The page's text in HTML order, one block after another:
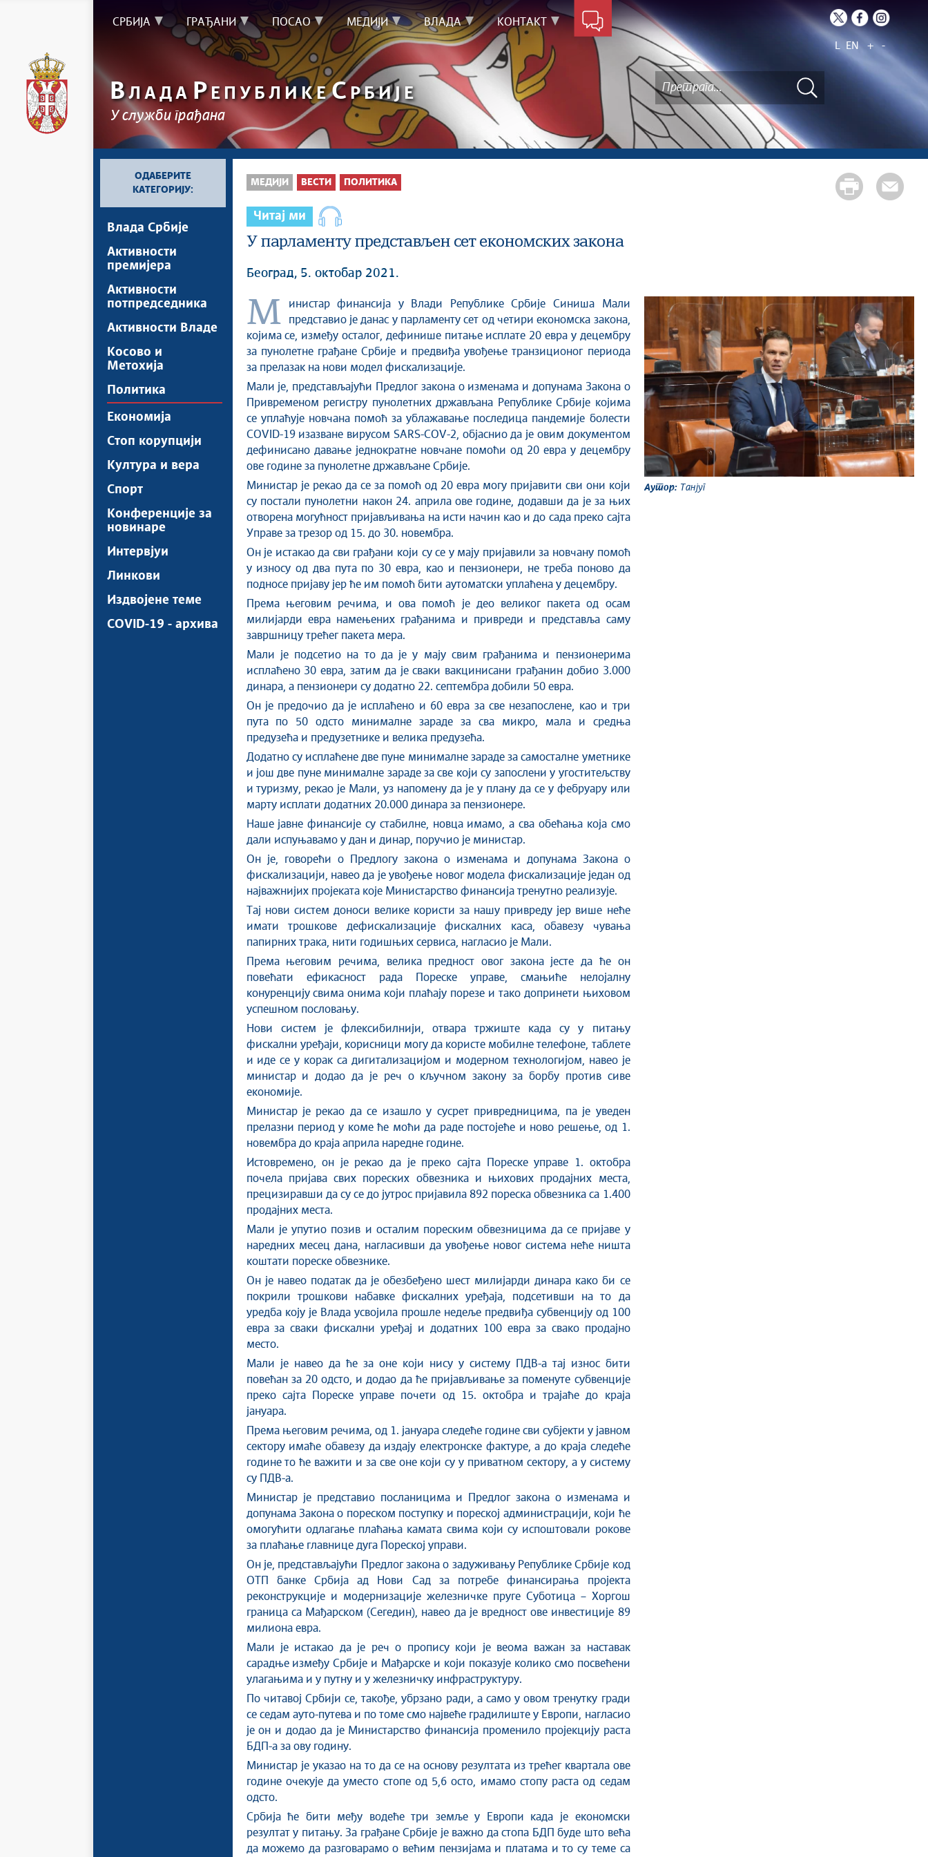
СРБИЈА ГРАЂАНИ ПОСАО МЕДИЈИ ВЛАДА КОНТАКТ
L EN + -
ВЛАДА Р ЕПУБЛИКЕС РБИЈЕ
У служби грађана
ОДАБЕРИТЕ
КАТЕГОРИЈУ:
Влада Србије
Активности
премијера
Активности
потпредседника
Активности Владе
Косово и
Метохија
Политика
Економија
Стоп корупцији
Култура и вера
Спорт
Конференције за
новинаре
Интервјуи
Линкови
Издвојене теме
COVID-19 - архива
МЕДИЈИ ВЕСТИ ПОЛИТИКА
Читај ми
У парламенту представљен сет економских закона
Београд, 5. октобар 2021.
Министар финансија у Влади Републике Србије Синиша Мали
представио је данас у парламенту сет од четири економска закона,
којима се, између осталог, дефинише питање исплате 20 евра у децембру
за пунолетне грађане Србије и предвиђа увођење транзиционог периода
за прелазак на нови модел фискализације.
Мали је, представљајући Предлог закона о изменама и допунама Закона о
Привременом регистру пунолетних држављана Републике Србије којима
се уплаћује новчана помоћ за ублажавање последица пандемије болести
COVID-19 изазване вирусом SARS-COV-2, објаснио да је овим документом
дефинисано давање једнократне новчане помоћи од 20 евра у децембру
ове године за пунолетне држављане Србије.
Министар је рекао да се за помоћ од 20 евра могу пријавити сви они који
су постали пунолетни након 24. априла ове године, додавши да је за њих
отворена могућност пријављивања на исти начин као и до сада преко сајта
Управе за трезор од 15. до 30. новембра.
Он је истакао да сви грађани који су се у мају пријавили за новчану помоћ
у износу од два пута по 30 евра, као и пензионери, не треба поново да
подносе пријаву јер ће им помоћ бити аутоматски уплаћена у децембру.
Према његовим речима, и ова помоћ је део великог пакета од осам
милијарди евра намењених грађанима и привреди и представља саму
завршницу трећег пакета мера.
Мали је подсетио на то да је у мају свим грађанима и пензионерима
исплаћено 30 евра, затим да је сваки вакцинисани грађанин добио 3.000
динара, а пензионери су додатно 22. септембра добили 50 евра.
Он је предочио да је исплаћено и 60 евра за све незапослене, као и три
пута по 50 одсто минималне зараде за сва микро, мала и средња
предузећа и предузетнике и велика предузећа.
Додатно су исплаћене две пуне минималне зараде за самосталне уметнике
и још две пуне минималне зараде за све који су запослени у угоститељству
и туризму, рекао је Мали, уз напомену да је у плану да се у фебруару или
марту исплати додатних 20.000 динара за пензионере.
Наше јавне финансије су стабилне, новца имамо, а сва обећања која смо
дали испуњавамо у дан и динар, поручио је министар.
Он је, говорећи о Предлогу закона о изменама и допунама Закона о
фискализацији, навео да је увођење новог модела фискализације један од
најважнијих пројеката које Министарство финансија тренутно реализује.
Тај нови систем доноси велике користи за нашу привреду јер више неће
имати трошкове дефискализације фискалних каса, обавезу чувања
папирних трака, нити годишњих сервиса, нагласио је Мали.
Према његовим речима, велика предност овог закона јесте да ће он
повећати ефикасност рада Пореске управе, смањиће нелојалну
конуренцију свима онима који плаћају порезе и тако допринети њиховом
успешном пословању.
Нови систем је флексибилнији, отвара тржиште када су у питању
фискални уређаји, корисници могу да користе мобилне телефоне, таблете
и иде се у корак са дигитализацијом и модерном технологијом, навео је
министар и додао да је реч о кључном закону за борбу против сиве
економије.
Министар је рекао да се изашло у сусрет привредницима, па је уведен
прелазни период у коме ће моћи да раде постојеће и ново решење, од 1.
новембра до краја априла наредне године.
Истовремено, он је рекао да је преко сајта Пореске управе 1. октобра
почела пријава свих пореских обвезника и њихових продајних места,
прецизиравши да су се до јутрос пријавила 892 пореска обвезника са 1.400
продајних места.
Мали је упутио позив и осталим пореским обвезницима да се пријаве у
наредних месец дана, нагласивши да увођење новог система неће ништа
коштати порeске обвезнике.
Он је навео податак да је обезбеђено шест милијарди динара како би се
покрили трошкови набавке фискалних уређаја, подсетивши на то да
уредба коју је Влада усвојила прошле недеље предвиђа субвенцију од 100
евра за сваки фискални уређај и додатних 100 евра за свако продајно
место.
Мали је навео да ће за оне који нису у систему ПДВ-а тај износ бити
повећан за 20 одсто, и додао да ће пријављивање за поменуте субвенције
преко сајта Пореске управе почети од 15. октобра и трајаће до краја
јануара.
Према његовим речима, од 1. јануара следеће године сви субјекти у јавном
сектору имаће обавезу да издају електронске фактуре, а до краја следеће
године то ће важити и за све оне који су у приватном сектору, а у систему
су ПДВ-а.
Министар је представио посланицима и Предлог закона о изменама и
допунама Закона о пореском поступку и пореској администрацији, који ће
омогућити одлагање плаћања камата свима који су испоштовали рокове
за плаћање главнице дуга Пореској управи.
Он је, представљајући Предлог закона о задуживању Републике Србије код
ОТП банке Србија ад Нови Сад за потребе финансирања пројекта
реконструкције и модернизације железничке пруге Суботица – Хоргош
граница са Мађарском (Сегедин), навео да је вредност ове инвестиције 89
милиона евра.
Мали је истакао да је реч о пропису који је веома важан за наставак
сарадње између Србије и Мађарске и који показује колико смо посвећени
улагањима и у путну и у железничку инфраструктуру.
По читавој Србији се, такође, убрзано ради, а само у овом тренутку гради
се седам ауто-путева и по томе смо највеће градилиште у Европи, нагласио
је он и додао да је Министарство финансија променило пројекцију раста
БДП-а за ову годину.
Министар је указао на то да се на основу резултата из трећег квартала ове
године очекује да уместо стопе од 5,6 осто, имамо стопу раста од седам
одсто.
Србија ће бити међу водеће три земље у Европи када је економски
резултат у питању. За грађане Србије је важно да стопа БДП буде што већа
да можемо да разговарамо о већим пензијама и платама и то су теме са
Аутор: Танјуг